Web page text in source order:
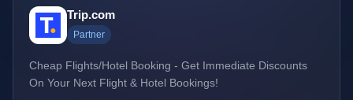
Trip.com
Partner
Cheap Flights/Hotel Booking - Get Immediate Discounts
On Your Next Flight & Hotel Bookings!